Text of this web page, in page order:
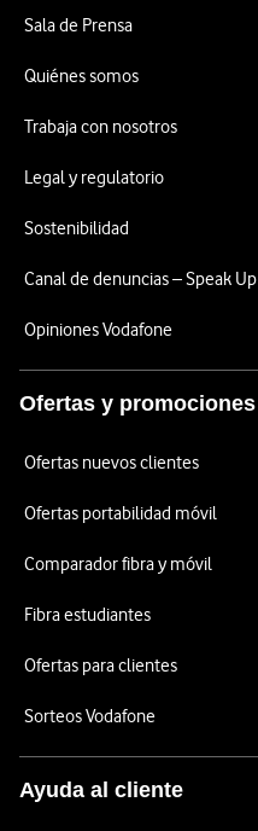
Sala de Prensa
Quiénes somos
Trabaja con nosotros
Legal y regulatorio
Sostenibilidad
Canal de denuncias – Speak Up
Opiniones Vodafone
Ofertas y promociones
Ofertas nuevos clientes
Ofertas portabilidad móvil
Comparador fibra y móvil
Fibra estudiantes
Ofertas para clientes
Sorteos Vodafone
Ayuda al cliente